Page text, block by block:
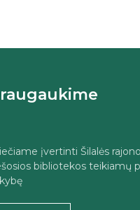
įvertinti Šilalės
bibliotekos teikiamų